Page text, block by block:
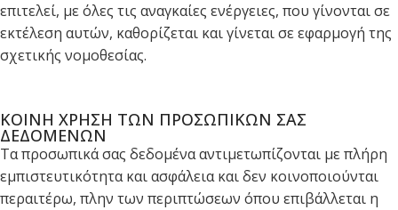
επιτελεί, με όλες τις αναγκαίες ενέργειες, που γίνονται σε
εκτέλεση αυτών, καθορίζεται και γίνεται σε εφαρμογή της
σχετικής νομοθεσίας.
ΚΟΙΝΗ ΧΡΗΣΗ ΤΩΝ ΠΡΟΣΩΠΙΚΩΝ ΣΑΣ
ΔΕΔΟΜΕΝΩΝ
Τα προσωπικά σας δεδομένα αντιμετωπίζονται με πλήρη
εμπιστευτικότητα και ασφάλεια και δεν κοινοποιούνται
περαιτέρω, πλην των περιπτώσεων όπου επιβάλλεται η